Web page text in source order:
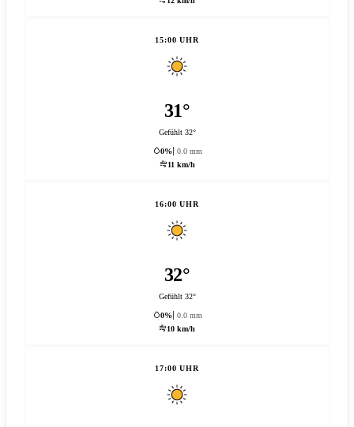
15:00 UHR
31°
Gefühlt 32°
0%
0.0 mm
11 km/h
16:00 UHR
32°
Gefühlt 32°
0%
0.0 mm
10 km/h
17:00 UHR